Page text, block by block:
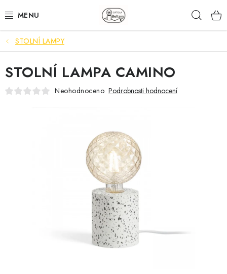
na
STOLNÍ LAMPY
STOJANOVÉ LAMPY
MOBILNÍ LAMPY
STOLNÍ LAMPY
STOLNÍ LAMPA CAMINO
Neohodnoceno Podrobnosti hodnocení